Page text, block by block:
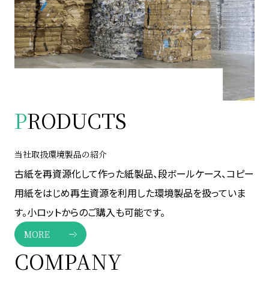
PRODUCTS
当社取扱環境製品の紹介
古紙を再資源化して作った紙製品、段ボールケース、コピー
用紙をはじめ再生資源を利用した環境製品を扱っていま
す。小ロットからのご購入も可能です。
MORE
COMPANY